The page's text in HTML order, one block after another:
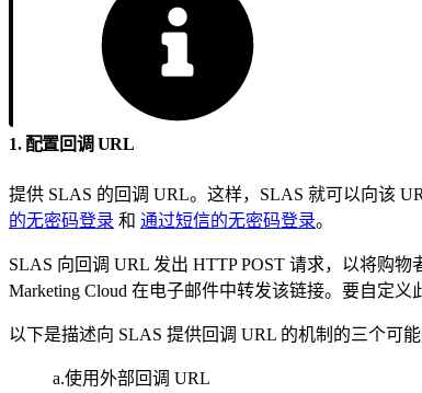
1. 配置回调 URL
提供 SLAS 的回调 URL。这样，SLAS 就可以向该
的无密码登录 和 通过短信的无密码登录。
SLAS 向回调 URL 发出 HTTP POST 请求，以将购
Marketing Cloud 在电子邮件中转发该链接。要自定
以下是描述向 SLAS 提供回调 URL 的机制的三个可
a.使用外部回调 URL